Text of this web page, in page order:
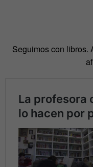
Seguimos con libros.